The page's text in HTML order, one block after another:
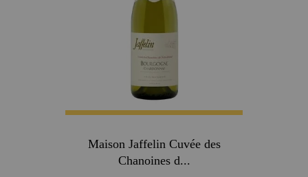
Maison Jaffelin Cuvée des
Chanoines d...